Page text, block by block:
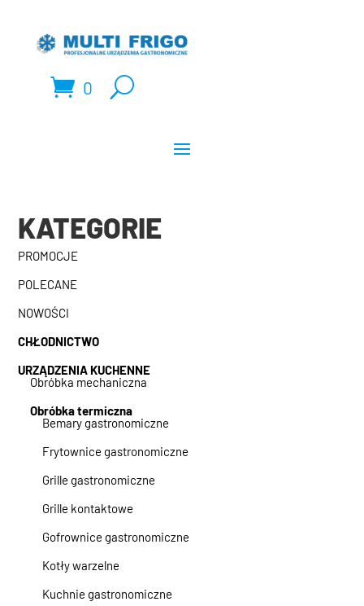
0
KATEGORIE
PROMOCJE
POLECANE
NOWOŚCI
CHŁODNICTWO
URZĄDZENIA KUCHENNE
Obróbka mechaniczna
Obróbka termiczna
Bemary gastronomiczne
Frytownice gastronomiczne
Grille gastronomiczne
Grille kontaktowe
Gofrownice gastronomiczne
Kotły warzelne
Kuchnie gastronomiczne